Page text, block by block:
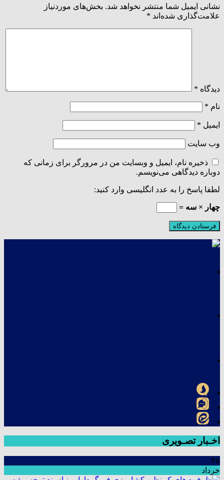
نشانی ایمیل شما منتشر نخواهد شد. بخش‌های موردنیاز
علامت‌گذاری شده‌اند *
دیدگاه *
نام *
ایمیل *
وب‌ سایت
ذخیره نام، ایمیل و وبسایت من در مرورگر برای زمانی که
دوباره دیدگاهی می‌نویسم.
لطفا پاسخ را به عدد انگلیسی وارد کنید:
چهار × سه =
اخـبار تصـویری
۲۸
خرداد